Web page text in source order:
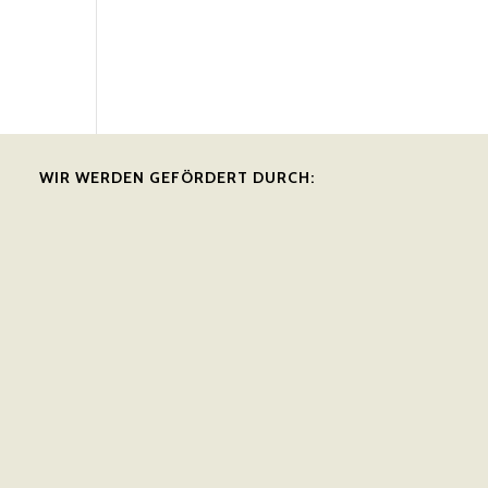
WIR WERDEN GEFÖRDERT DURCH: